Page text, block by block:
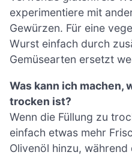
experimentiere mit
Gewürzen. Für eine
Wurst einfach durch
Gemüsearten ersetzt
Was kann ich machen,
trocken ist?
Wenn die Füllung zu
einfach etwas mehr
Olivenöl hinzu,